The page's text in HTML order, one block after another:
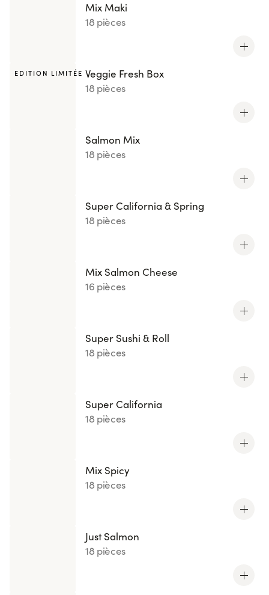
Mix Maki
18 pièces
EDITION LIMITÉE Veggie Fresh Box
18 pièces
Salmon Mix
18 pièces
Super California & Spring
18 pièces
Mix Salmon Cheese
16 pièces
Super Sushi & Roll
18 pièces
Super California
18 pièces
Mix Spicy
18 pièces
Just Salmon
18 pièces